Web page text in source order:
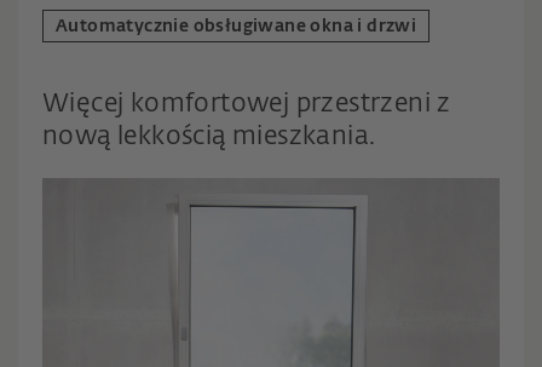
Automatycznie obsługiwane okna i drzwi
Więcej komfortowej przestrzeni z
nową lekkością mieszkania.